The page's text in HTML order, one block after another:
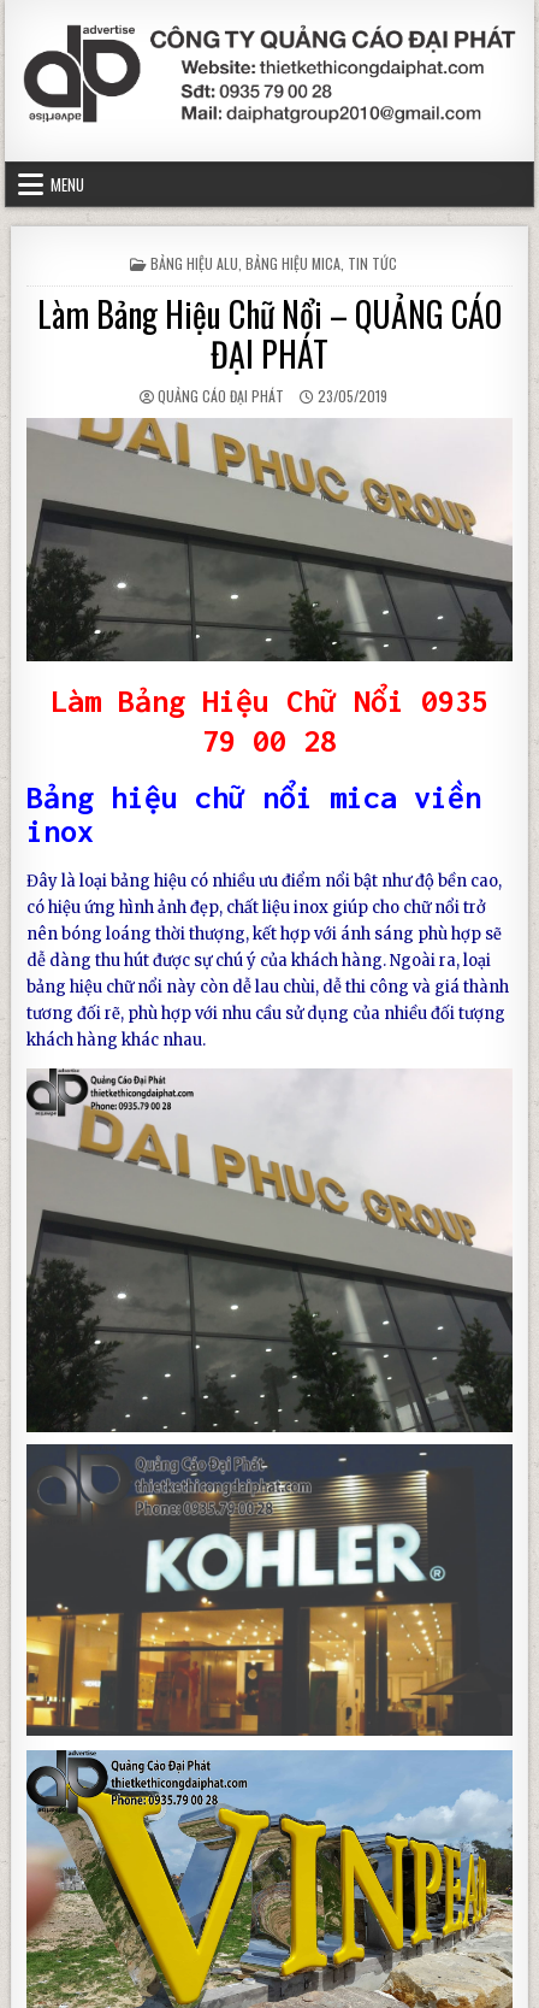
MENU
POSTED IN
BẢNG HIỆU ALU BẢNG HIỆU MICA TIN TỨC
Làm Bảng Hiệu Chữ Nổi – QUẢNG CÁO
ĐẠI PHÁT
AUTHOR:
QUẢNG CÁO ĐẠI PHÁT PUBLISHED DATE:
23/05/2019
Làm Bảng Hiệu Chữ Nổi
0935
79 00 28
Bảng hiệu chữ nổi mica viền
inox
Đây là loạibảng hiệu có nhiều ưu điểm nổi bật như độ bền cao,
có hiệu ứng hình ảnh đẹp, chất liệu inox giúp cho chữ nổi trở
nên bóng loáng thời thượng, kết hợp với ánh sáng phù hợp sẽ
dễ dàng thu hút được sự chú ý của khách hàng. Ngoài ra, loại
bảng hiệu chữ nổi này còn dễ lau chùi, dễ thi công và giá thành
tương đối rẽ, phù hợp với nhu cầu sử dụng của nhiều đối tượng
khách hàng khác nhau.